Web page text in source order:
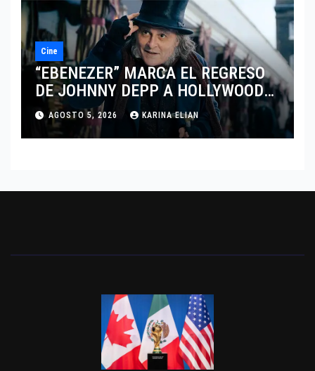
Cine
“EBENEZER” MARCA EL REGRESO
DE JOHNNY DEPP A HOLLYWOOD
TRAS SU PASO POR EL CINE
INDEPENDIENTE EUROPEO
AGOSTO 5, 2026 KARINA ELIAN